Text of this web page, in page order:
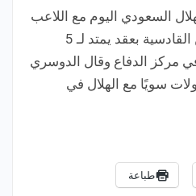
السعودي اليوم مع اللاعب
خليفة الدوسري قادما من القادسية بعقد يمتد لـ 5
حتى عام 2026، في مركز الدفاع وقال الدوسري
سويًا مع الهلال في
طباعة